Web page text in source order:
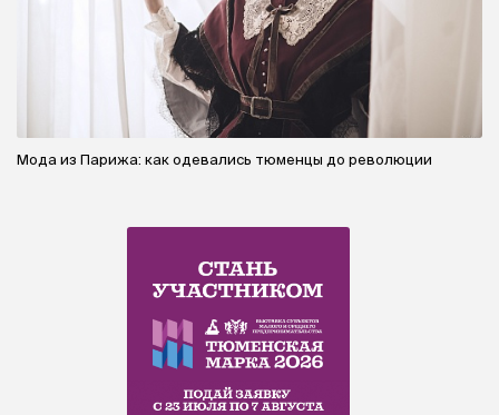
Мода из Парижа: как одевались тюменцы до революции